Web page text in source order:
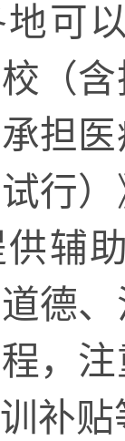
可
（
担
行
供辅
德
，
补